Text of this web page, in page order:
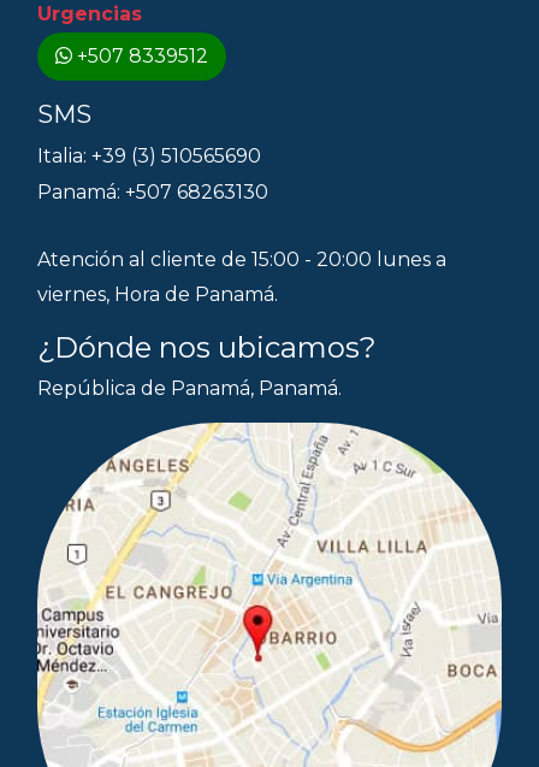
Urgencias
+507 8339512
SMS
Italia: +39 (3) 510565690
Panamá: +507 68263130
Atención al cliente de 15:00 - 20:00 lunes a
viernes, Hora de Panamá.
¿Dónde nos ubicamos?
República de Panamá, Panamá.